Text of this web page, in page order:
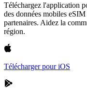
Téléchargez l'application
des données mobiles
partenaires. Aidez la
région.
Télécharger pour iOS